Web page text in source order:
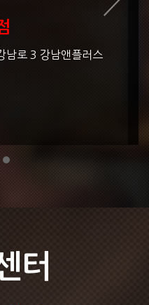
남로 3 강남앤플러스
터